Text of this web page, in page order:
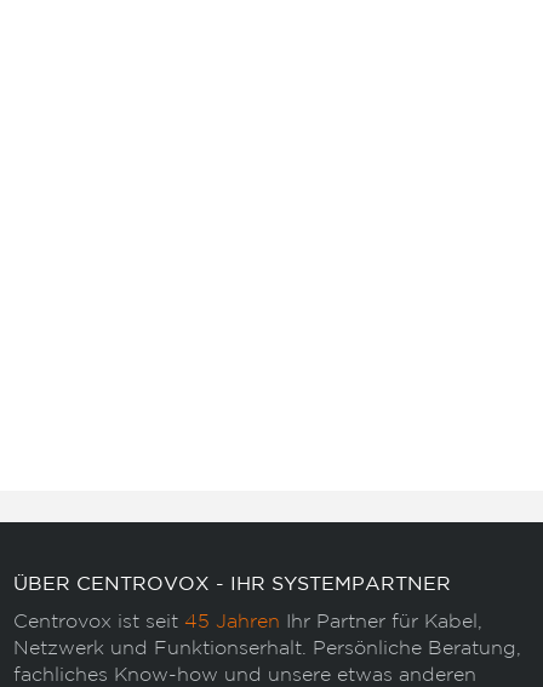
ÜBER CENTROVOX - IHR SYSTEMPARTNER
Centrovox ist seit 45 Jahren Ihr Partner für Kabel,
Netzwerk und Funktionserhalt. Persönliche Beratung,
fachliches Know-how und unsere etwas anderen